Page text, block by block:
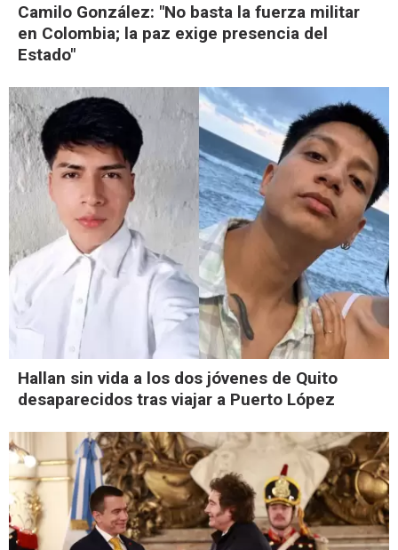
Camilo González: "No basta la fuerza militar
en Colombia; la paz exige presencia del
Estado"
Hallan sin vida a los dos jóvenes de Quito
desaparecidos tras viajar a Puerto López